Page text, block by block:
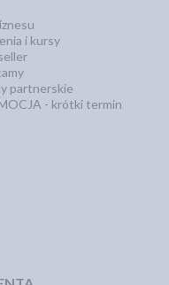
i kursy
partnerskie
- krótki termin